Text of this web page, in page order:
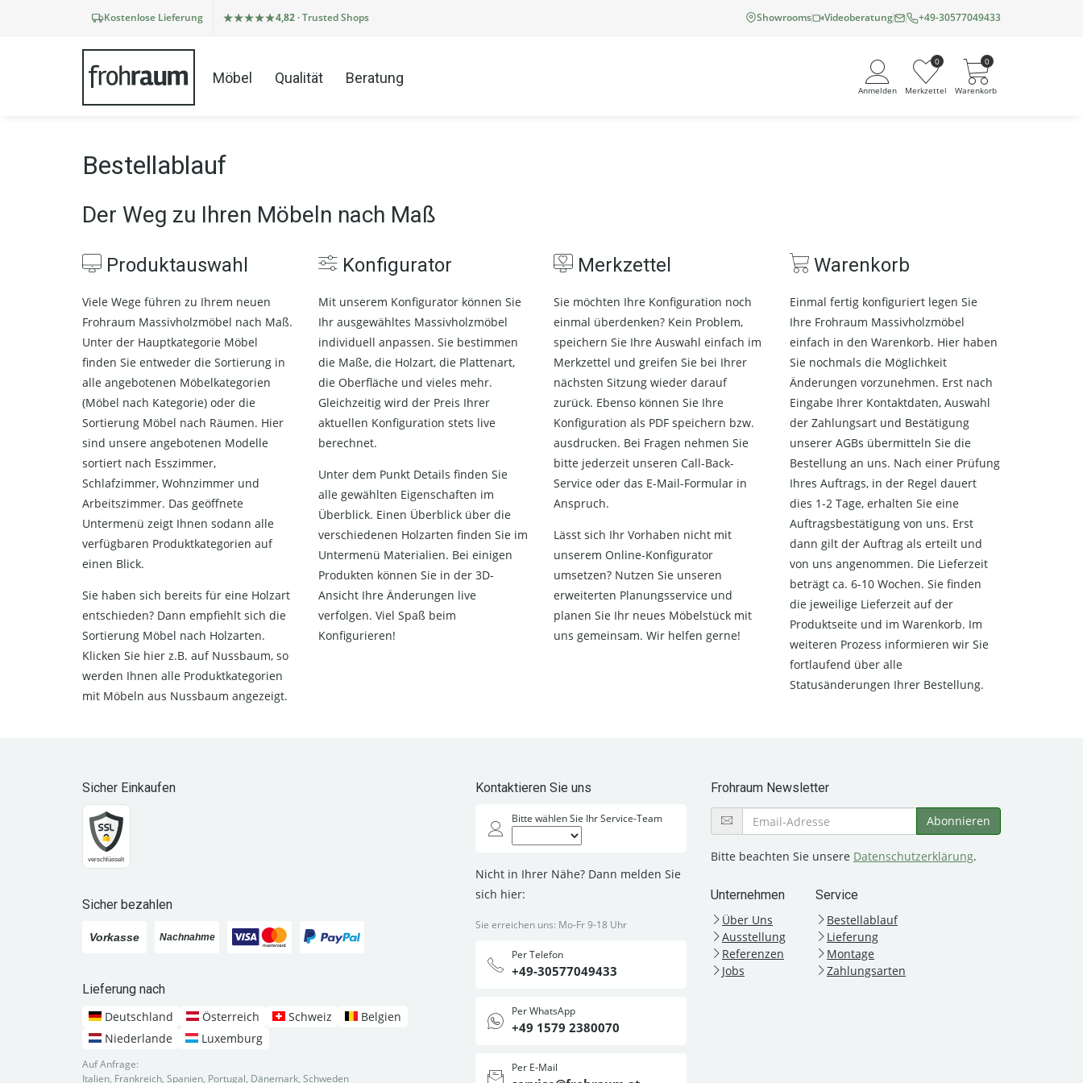
Kostenlose Lieferung 4,82 · Trusted Shops Showrooms Videoberatung +49-30577049433
Möbel Qualität Beratung
Anmelden
0
Merkzettel
0
Warenkorb
Bestellablauf
Der Weg zu Ihren Möbeln nach Maß
Produktauswahl
Viele Wege führen zu Ihrem neuen
Frohraum Massivholzmöbel nach Maß.
Unter der Hauptkategorie Möbel
finden Sie entweder die Sortierung in
alle angebotenen Möbelkategorien
(Möbel nach Kategorie) oder die
Sortierung Möbel nach Räumen. Hier
sind unsere angebotenen Modelle
sortiert nach Esszimmer,
Schlafzimmer, Wohnzimmer und
Arbeitszimmer. Das geöffnete
Untermenü zeigt Ihnen sodann alle
verfügbaren Produktkategorien auf
einen Blick.
Sie haben sich bereits für eine Holzart
entschieden? Dann empfiehlt sich die
Sortierung Möbel nach Holzarten.
Klicken Sie hier z.B. auf Nussbaum, so
werden Ihnen alle Produktkategorien
mit Möbeln aus Nussbaum angezeigt.
Konfigurator
Mit unserem Konfigurator können Sie
Ihr ausgewähltes Massivholzmöbel
individuell anpassen. Sie bestimmen
die Maße, die Holzart, die Plattenart,
die Oberfläche und vieles mehr.
Gleichzeitig wird der Preis Ihrer
aktuellen Konfiguration stets live
berechnet.
Unter dem Punkt Details finden Sie
alle gewählten Eigenschaften im
Überblick. Einen Überblick über die
verschiedenen Holzarten finden Sie im
Untermenü Materialien. Bei einigen
Produkten können Sie in der 3D-
Ansicht Ihre Änderungen live
verfolgen. Viel Spaß beim
Konfigurieren!
Merkzettel
Sie möchten Ihre Konfiguration noch
einmal überdenken? Kein Problem,
speichern Sie Ihre Auswahl einfach im
Merkzettel und greifen Sie bei Ihrer
nächsten Sitzung wieder darauf
zurück. Ebenso können Sie Ihre
Konfiguration als PDF speichern bzw.
ausdrucken. Bei Fragen nehmen Sie
bitte jederzeit unseren Call-Back-
Service oder das E-Mail-Formular in
Anspruch.
Lässt sich Ihr Vorhaben nicht mit
unserem Online-Konfigurator
umsetzen? Nutzen Sie unseren
erweiterten Planungsservice und
planen Sie Ihr neues Möbelstück mit
uns gemeinsam. Wir helfen gerne!
Warenkorb
Einmal fertig konfiguriert legen Sie
Ihre Frohraum Massivholzmöbel
einfach in den Warenkorb. Hier haben
Sie nochmals die Möglichkeit
Änderungen vorzunehmen. Erst nach
Eingabe Ihrer Kontaktdaten, Auswahl
der Zahlungsart und Bestätigung
unserer AGBs übermitteln Sie die
Bestellung an uns. Nach einer Prüfung
Ihres Auftrags, in der Regel dauert
dies 1-2 Tage, erhalten Sie eine
Auftragsbestätigung von uns. Erst
dann gilt der Auftrag als erteilt und
von uns angenommen. Die Lieferzeit
beträgt ca. 6-10 Wochen. Sie finden
die jeweilige Lieferzeit auf der
Produktseite und im Warenkorb. Im
weiteren Prozess informieren wir Sie
fortlaufend über alle
Statusänderungen Ihrer Bestellung.
Sicher Einkaufen
Sicher bezahlen
Lieferung nach
Deutschland
Österreich Schweiz
Belgien
Niederlande
Luxemburg
Auf Anfrage:
Italien, Frankreich, Spanien, Portugal, Dänemark, Schweden
Kontaktieren Sie uns
Bitte wählen Sie Ihr Service-Team
Nicht in Ihrer Nähe? Dann melden Sie
sich hier:
Sie erreichen uns: Mo-Fr 9-18 Uhr
Per Telefon
+49-30577049433
Per WhatsApp
+49 1579 2380070
Per E-Mail
Frohraum Newsletter
Bitte beachten Sie unsere Datenschutzerklärung.
Unternehmen
Über Uns
Ausstellung
Referenzen
Jobs
Service
Bestellablauf
Lieferung
Montage
Zahlungsarten